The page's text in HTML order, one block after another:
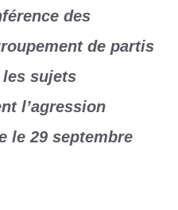
des
de partis
sujets
l’agression
le 29 septembre